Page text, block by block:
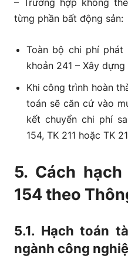
– Trường hợp không
từng phần bất động sản:
Toàn bộ chi phí
khoản 241 – Xây
Khi công trình hoàn
toán sẽ căn cứ vào
kết chuyển chi phí
154, TK 211 hoặc TK
5. Cách
154 theo
5.1. Hạch toán
ngành công